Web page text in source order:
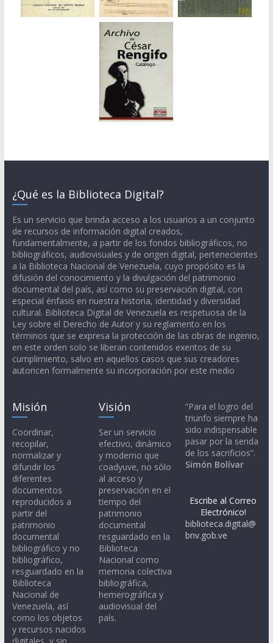
¿Qué es la Biblioteca Digital?
Es un servicio que brinda acceso a los usuarios a un conjunto
de recursos de información digital creados,
fundamentalmente, a partir de los fondos bibliográficos, no
bibliográficos, audiovisuales y de origen digital, pertenecientes
a la Biblioteca Nacional de Venezuela, cuyo propósito es la
difusión del conocimiento y la divulgación del patrimonio
documental del país, así como su preservación digital, con
especial énfasis en nuestra historia, identidad y diversidad
cultural. Biblioteca Digital de Venezuela es respetuosa de la
Ley sobre el Derecho de Autor y su reglamento en los
términos que se expresa la protección de las obras de ingenio,
en este orden solo se liberan contenidos exentos de su
cumplimiento, salvo en aquellos casos que sus creadores
autoricen formalmente su incorporación por este medio
Misión
Coordinar,
recopilar,
normalizar y
difundir los
diferentes
documentos
reproducidos a
partir del
patrimonio
documental
bibliográfico y no
bibliográfico,
resguardado en la
Biblioteca
Nacional de
Venezuela, así
como los objetos
y recursos nacidos
Visión
Ser un servicio
efectivo, dinámico
y moderno que
coadyuve, no sólo
al acceso y
preservación en el
tiempo del
patrimonio
documental
resguardado en la
Biblioteca
Nacional como
memoria colectiva
bibliográfica,
hemerográfica y
audiovisual del
país.
“Para el logro del
triunfo siempre ha
sido indispensable
pasar por la senda
de los sacrificios”.
Simón Bolívar
Escribe al Correo
Electrónico!
biblioteca.digital@
bnv.gob.ve